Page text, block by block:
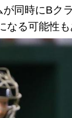
同時にBク
なる可能性も